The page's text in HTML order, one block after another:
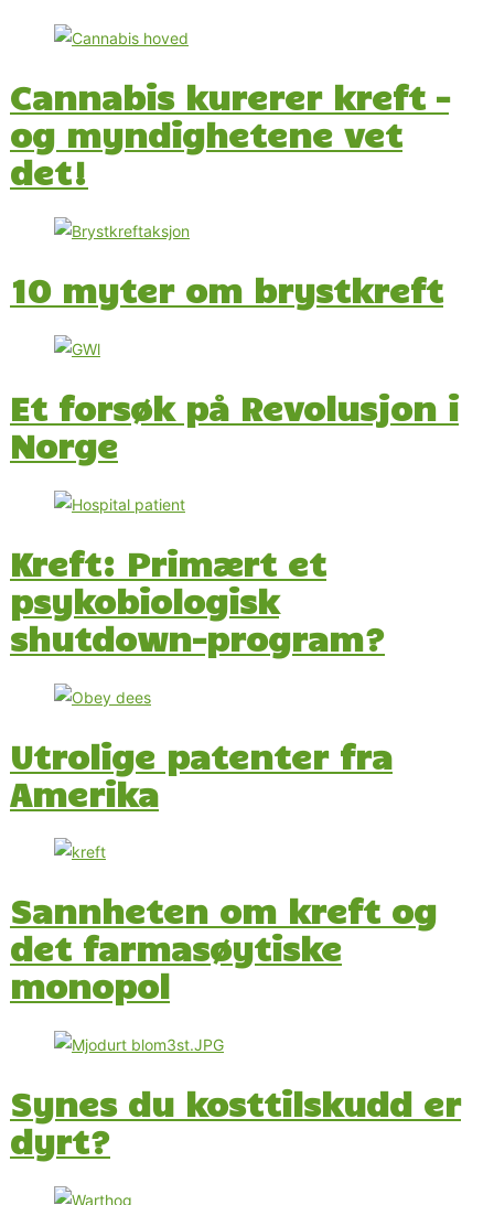
Cannabis kurerer kreft –
og myndighetene vet
det!
10 myter om brystkreft
Et forsøk på Revolusjon i
Norge
Kreft: Primært et
psykobiologisk
shutdown-program?
Utrolige patenter fra
Amerika
Sannheten om kreft og
det farmasøytiske
monopol
Synes du kosttilskudd er
dyrt?